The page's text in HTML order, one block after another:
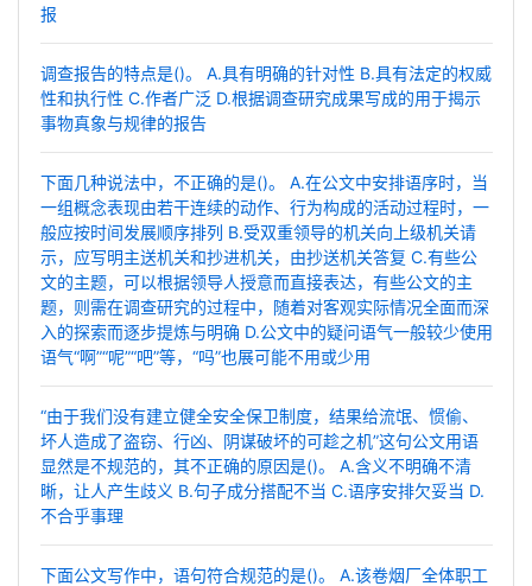
报
调查报告的特点是()。 A.具有明确的针对性 B.具有法定的权威
性和执行性 C.作者广泛 D.根据调查研究成果写成的用于揭示
事物真象与规律的报告
下面几种说法中，不正确的是()。 A.在公文中安排语序时，当
一组概念表现由若干连续的动作、行为构成的活动过程时，一
般应按时间发展顺序排列 B.受双重领导的机关向上级机关请
示，应写明主送机关和抄进机关，由抄送机关答复 C.有些公
文的主题，可以根据领导人授意而直接表达，有些公文的主
题，则需在调查研究的过程中，随着对客观实际情况全面而深
入的探索而逐步提炼与明确 D.公文中的疑问语气一般较少使用
语气“啊”“呢”“吧”等，“吗”也展可能不用或少用
“由于我们没有建立健全安全保卫制度，结果给流氓、惯偷、
坏人造成了盗窃、行凶、阴谋破坏的可趁之机”这句公文用语
显然是不规范的，其不正确的原因是()。 A.含义不明确不清
晰，让人产生歧义 B.句子成分搭配不当 C.语序安排欠妥当 D.
不合乎事理
下面公文写作中，语句符合规范的是()。 A.该卷烟厂全体职工